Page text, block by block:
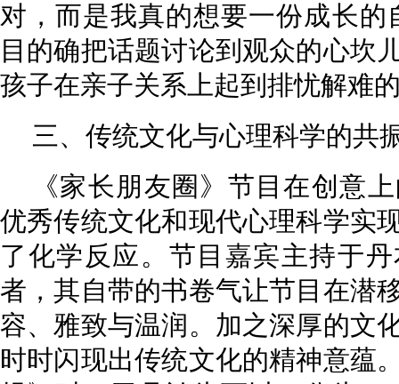
对，而是我真的想要一份成长的
目的确把话题讨论到观众的心坎
孩子在亲子关系上起到排忧解难
三、传统文化与心理科学的共
《家长朋友圈》节目在创意
优秀传统文化和现代心理科学实
了化学反应。节目嘉宾主持于
者，其自带的书卷气让节目在潜
容、雅致与温润。加之深厚的文
时时闪现出传统文化的精神意蕴